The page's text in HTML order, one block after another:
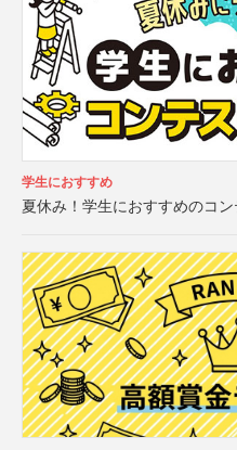
学生におすすめ
夏休み！学生におすすめのコ